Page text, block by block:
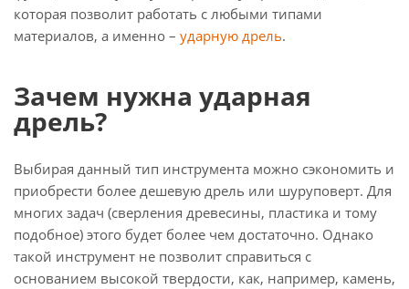
которая позволит работать с любыми типами
материалов, а именно – ударную дрель.
Зачем нужна ударная
дрель?
Выбирая данный тип инструмента можно сэкономить и
приобрести более дешевую дрель или шуруповерт. Для
многих задач (сверления древесины, пластика и тому
подобное) этого будет более чем достаточно. Однако
такой инструмент не позволит справиться с
основанием высокой твердости, как, например, камень,